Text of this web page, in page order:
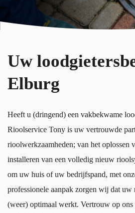
Uw
Elburg
Heeft u (dringend) een vakbekwame
Rioolservice Tony is uw vertrouwde
rioolwerkzaamheden; van het oplossen
installeren van een volledig nieuw
om uw huis of uw bedrijfspand, met
professionele aanpak zorgen wij dat
(weer) optimaal werkt. Vertrouw op